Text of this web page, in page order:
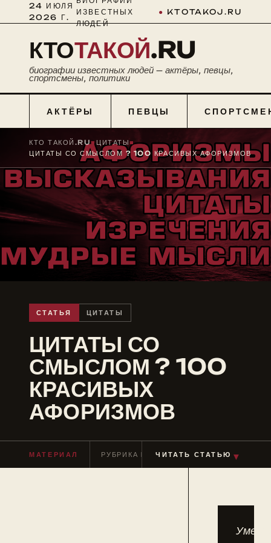
24 ИЮЛЯ
2026 Г.
ИЗВЕСТНЫХ
ЛЮДЕЙ
● KTOTAKOJ.RU
КТОТАКОЙ.RU
биографии известных людей — актёры, певцы,
спортсмены, политики
АКТЁРЫ ПЕВЦЫ
КТО ТАКОЙ.RU■ЦИТАТЫ■
ЦИТАТЫ СО СМЫСЛОМ ? 100 КРАСИВЫХ АФОРИЗМОВ
СТАТЬЯ ЦИТАТЫ
ЦИТАТЫ СО
СМЫСЛОМ ? 100
КРАСИВЫХ
АФОРИЗМОВ
МАТЕРИАЛ РУБРИКАЦИТАТЫ ЧТЕНИЕ≈ 10
ЧИТАТЬ СТАТЬЮ ▼